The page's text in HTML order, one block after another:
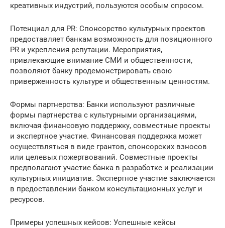
креативных индустрий, пользуются особым спросом.
Потенциал для PR: Спонсорство культурных проектов
предоставляет банкам возможность для позиционного
PR и укрепления репутации. Мероприятия,
привлекающие внимание СМИ и общественности,
позволяют банку продемонстрировать свою
приверженность культуре и общественным ценностям.
Формы партнерства: Банки используют различные
формы партнерства с культурными организациями,
включая финансовую поддержку, совместные проекты
и экспертное участие. Финансовая поддержка может
осуществляться в виде грантов, спонсорских взносов
или целевых пожертвований. Совместные проекты
предполагают участие банка в разработке и реализации
культурных инициатив. Экспертное участие заключается
в предоставлении банком консультационных услуг и
ресурсов.
Примеры успешных кейсов: Успешные кейсы